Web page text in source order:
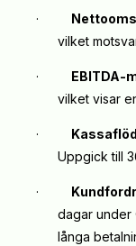
·
vilket
· EBITDA-
vilket visar
·
Uppgick till
·
dagar under
långa